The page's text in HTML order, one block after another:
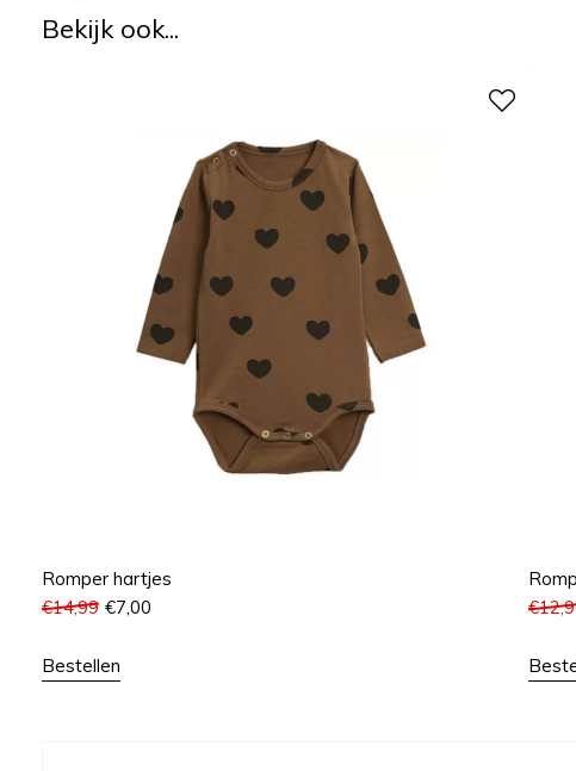
Bekijk ook...
Romper hartjes
€14,99 €7,00
Bestellen
€